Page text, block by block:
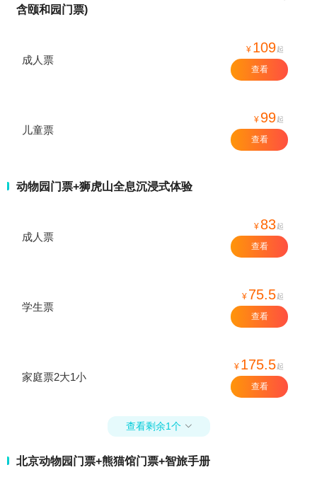
含颐和园门票)
成人票
¥ 109起
查看
儿童票
¥ 99起
查看
动物园门票+狮虎山全息沉浸式体验
成人票
¥ 83起
查看
学生票
¥ 75.5起
查看
家庭票2大1小
¥ 175.5起
查看
查看剩余1个 
北京动物园门票+熊猫馆门票+智旅手册